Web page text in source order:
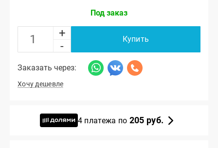
Под заказ
+
-
Купить
Заказать через:
Хочу дешевле
4 платежа по 205 руб.